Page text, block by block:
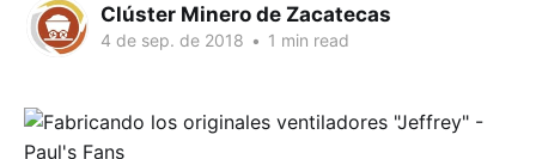
Clúster Minero de Zacatecas
4 de sep. de 2018 • 1 min read